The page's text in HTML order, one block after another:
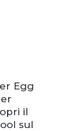
Egg
il
sul